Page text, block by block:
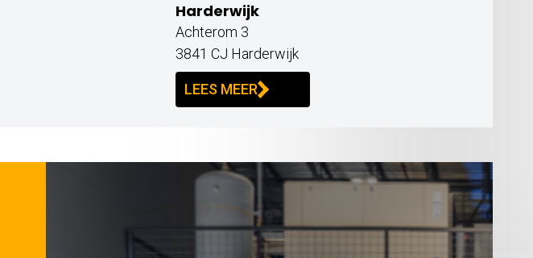
Harderwijk
Achterom 3
3841 CJ Harderwijk
LEES MEER